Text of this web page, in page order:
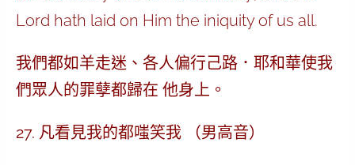
Lord hath laid on Him the iniquity of us all.
我們都如羊走迷、各人偏行己路．耶和華使我
們眾人的罪孽都歸在 他身上。
27. 凡看見我的都嗤笑我 （男高音）